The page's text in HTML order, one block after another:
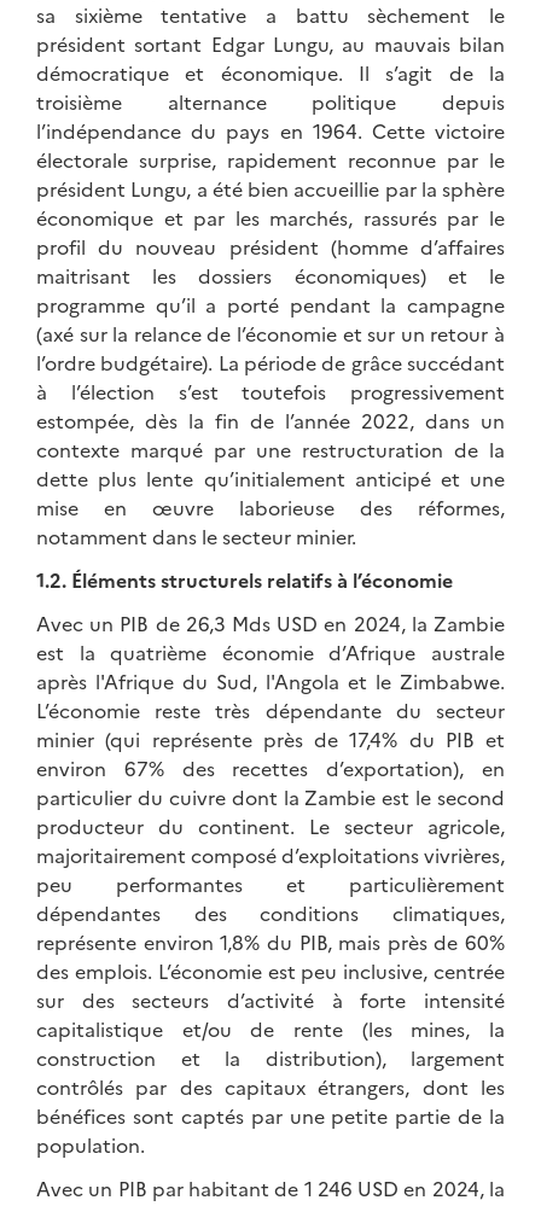
sa sixième tentative a battu sèchement le
président sortant Edgar Lungu, au mauvais bilan
démocratique et économique. Il s’agit de la
troisième alternance politique depuis
l’indépendance du pays en 1964. Cette victoire
électorale surprise, rapidement reconnue par le
président Lungu, a été bien accueillie par la sphère
économique et par les marchés, rassurés par le
profil du nouveau président (homme d’affaires
maitrisant les dossiers économiques) et le
programme qu’il a porté pendant la campagne
(axé sur la relance de l’économie et sur un retour à
l’ordre budgétaire). La période de grâce succédant
à l’élection s’est toutefois progressivement
estompée, dès la fin de l’année 2022, dans un
contexte marqué par une restructuration de la
dette plus lente qu’initialement anticipé et une
mise en œuvre laborieuse des réformes,
notamment dans le secteur minier.
1.2. Éléments structurels relatifs à l’économie
Avec un PIB de 26,3 Mds USD en 2024, la Zambie
est la quatrième économie d’Afrique australe
après l'Afrique du Sud, l'Angola et le Zimbabwe.
L’économie reste très dépendante du secteur
minier (qui représente près de 17,4% du PIB et
environ 67% des recettes d’exportation), en
particulier du cuivre dont la Zambie est le second
producteur du continent. Le secteur agricole,
majoritairement composé d’exploitations vivrières,
peu performantes et particulièrement
dépendantes des conditions climatiques,
représente environ 1,8% du PIB, mais près de 60%
des emplois. L’économie est peu inclusive, centrée
sur des secteurs d’activité à forte intensité
capitalistique et/ou de rente (les mines, la
construction et la distribution), largement
contrôlés par des capitaux étrangers, dont les
bénéfices sont captés par une petite partie de la
population.
Avec un PIB par habitant de 1 246 USD en 2024, la